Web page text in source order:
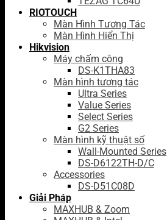
RIOTOUCH
Màn Hình Tương Tác
Màn Hình Hiển Thị
Hikvision
Máy chấm công
DS-K1THA83
Màn hình tương tác
Ultra Series
Value Series
Select Series
G2 Series
Màn hình kỹ thuật số
Wall-Mounted Series
DS-D6122TH-D/C
Accessories
DS-D51C08D
Giải Pháp
MAXHUB & Zoom